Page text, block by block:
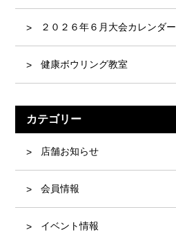
２０２６年６月大会カレンダー
健康ボウリング教室
カテゴリー
店舗お知らせ
会員情報
イベント情報